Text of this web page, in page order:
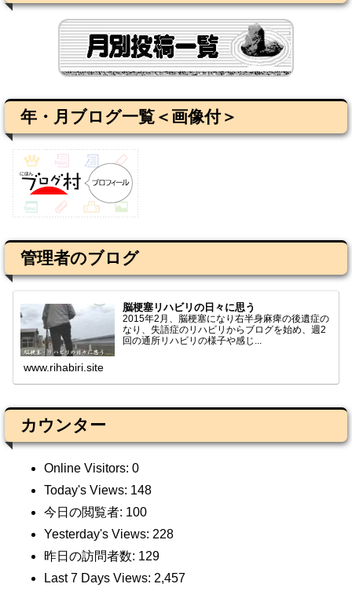
年・月ブログ一覧＜画像付＞
管理者のブログ
脳梗塞リハビリの日々に思う
2015年2月、脳梗塞になり右半身麻痺の後遺症の
なり、失語症のリハビリからブログを始め、週2
回の通所リハビリの様子や感じ...
www.rihabiri.site
カウンター
Online Visitors: 0
Today's Views: 148
今日の閲覧者: 100
Yesterday's Views: 228
昨日の訪問者数: 129
Last 7 Days Views: 2,457